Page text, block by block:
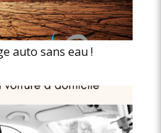
auto sans eau !